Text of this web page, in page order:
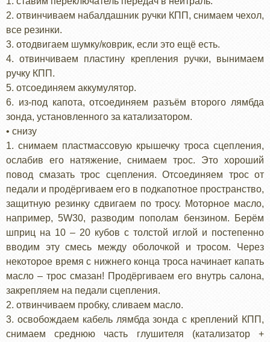
2. отвинчиваем набалдашник ручки КПП, снимаем чехол,
все резинки.
3. отодвигаем шумку/коврик, если это ещё есть.
4. отвинчиваем пластину крепления ручки, вынимаем
ручку КПП.
5. отсоединяем аккумулятор.
6. из-под капота, отсоединяем разъём второго лямбда
зонда, установленного за катализатором.
• снизу
1. снимаем пластмассовую крышечку троса сцепления,
ослабив его натяжение, снимаем трос. Это хороший
повод смазать трос сцепления. Отсоединяем трос от
педали и продёргиваем его в подкапотное пространство,
защитную резинку сдвигаем по тросу. Моторное масло,
например, 5W30, разводим пополам бензином. Берём
шприц на 10 – 20 кубов с толстой иглой и постепенно
вводим эту смесь между оболочкой и тросом. Через
некоторое время с нижнего конца троса начинает капать
масло – трос смазан! Продёргиваем его внутрь салона,
закрепляем на педали сцепления.
2. отвинчиваем пробку, сливаем масло.
3. освобождаем кабель лямбда зонда с креплений КПП,
снимаем среднюю часть глушителя (катализатор +